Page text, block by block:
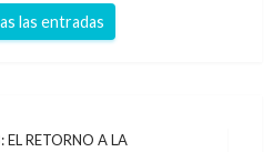
las entradas
EL RETORNO A LA